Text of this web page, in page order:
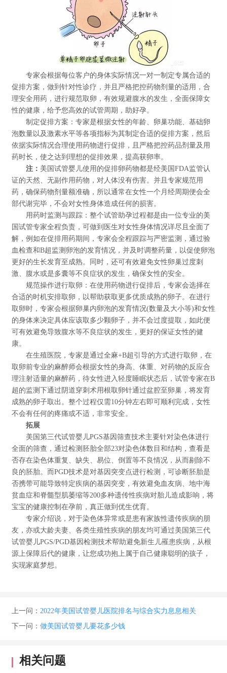
专家会根据每位客户的身体实际情况一对一制定专属合适的
促排方案，做到针对性诊疗，并且严格把控药物剂量的适用，合
理安全用药，进行规范取卵，有效规避腹水的发生，全面保障女
性的健康，给予您高效的试管周期，助好孕。
制定促排方案：专家是根据女性的年龄、卵巢功能、基础卵
泡数量以及激素水平等各项指标为其制定合适的促排方案，然后
依据实际情况合理使用药物进行促排，且严格把控药品剂量及用
药时长，使之达到理想的促排效果，提高获卵率。
注： 美国试管婴儿使用的促排卵药物都是经美国FDA监管认
证的天然、无副作用药物，对人体没有伤害。并且专家规范用
药，确保药物剂量额准确，所以通常在女性一个月经周期便会全
部代谢完毕，不会对女性身体造成任何的损害。
用药时监测与跟踪：整个试管助孕过程都是由一位专业的美
国试管专家全程负责，可做到医生对女性身体情况详尽且全面了
解，例如在促排用药期间，专家会全程跟踪与严密监测，通过验
血检查和B超监测卵泡的发育情况，并及时调整药量，以促使卵泡
更好的生长发育至成熟。同时，还可有效避免女性卵巢过度刺
激、腹水或是多囊等不良症状的发生，确保女性的安全。
规范操作进行取卵：在使用药物进行促排后，专家会选择在
合适的时机安排取卵，以帮助获取更多优质成熟的卵子。在进行
取卵时，专家会根据卵巢内卵泡的发育情况(数量及大小等)和女性
的身体来决定具体应该取多少颗卵子，并不会过度提取，如此便
可有效避免导致腹水等不良症状的发生，更好的保证女性的健
康。
在生殖医院，专家是通过全麻+B超引导的方式进行取卵，在
取卵前专业的麻醉师会根据女性的身高、体重、对药物的反应合
理注射适量的麻醉药，待女性进入轻度睡眠状态后，试管专家在B
超的监测下通过阴道穿刺术用根取卵针通过盆腔至卵巢，将发育
成熟的卵子取出。整个过程仅需10分钟左右即可顺利完成，女性
不会有任何的疼痛或不适，非常安全。
拓展
美国第三代试管婴儿PGS基因筛查技术主要针对染色体进行
全面的筛查，通过检测胚胎全部23对染色体数目和结构，查看是
否存在染色体重复、缺失、易位、倒置等不良情况，从而剔除不
良的胚胎。而PGD技术是对基因突变点进行检测，可诊断胚胎是
否携带可能导致特定疾病的基因突变，有效避免血友病、地中海
贫血症和脊髓型肌萎缩等200多种遗传性疾病对胎儿造成影响，将
宝宝的健康控制在孕前，真正做到优生优育。
专家介绍说，对于染色体异常或是患有家族性遗传疾病的朋
友，亦或大龄夫妻、各类生殖性疾病的朋友均可通过美国第三代
试管婴儿PGS/PGD基因检测技术帮助避免新生儿罹患疾病，从根
源上保障后代的健康，让您成功抱上属于自己健康聪明的孩子，
实现家庭梦想。
上一问： 2022年美国试管婴儿医院排名与综合实力息息相关
下一问： 做美国试管婴儿要花多少钱
相关问题